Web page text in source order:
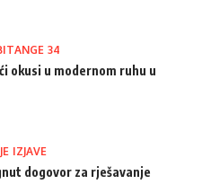
34
okusi u modernom ruhu u
IZJAVE
dogovor za rješavanje